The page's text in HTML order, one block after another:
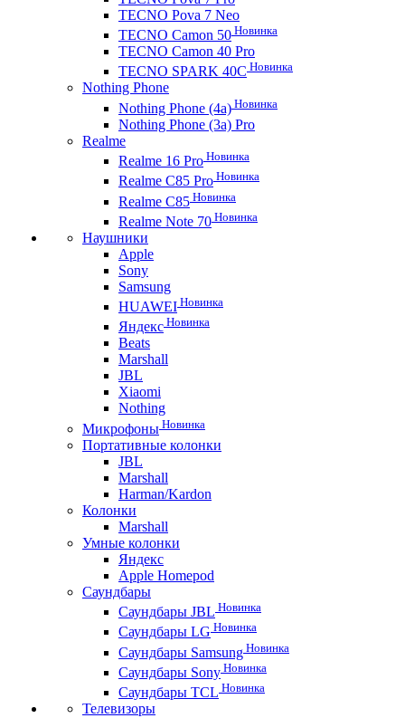
TECNO Pova 7 Neo
TECNO Camon 50 Новинка
TECNO Camon 40 Pro
TECNO SPARK 40C Новинка
Nothing Phone
Nothing Phone (4a) Новинка
Nothing Phone (3a) Pro
Realme
Realme 16 Pro Новинка
Realme C85 Pro Новинка
Realme C85 Новинка
Realme Note 70 Новинка
Наушники
Apple
Sony
Samsung
HUAWEI Новинка
Яндекс Новинка
Beats
Marshall
JBL
Xiaomi
Nothing
Микрофоны Новинка
Портативные колонки
JBL
Marshall
Harman/Kardon
Колонки
Marshall
Умные колонки
Яндекс
Apple Homepod
Саундбары
Саундбары JBL Новинка
Саундбары LG Новинка
Саундбары Samsung Новинка
Саундбары Sony Новинка
Саундбары TCL Новинка
Телевизоры